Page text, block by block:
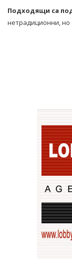
Подходящи са
нетрадиционни, но